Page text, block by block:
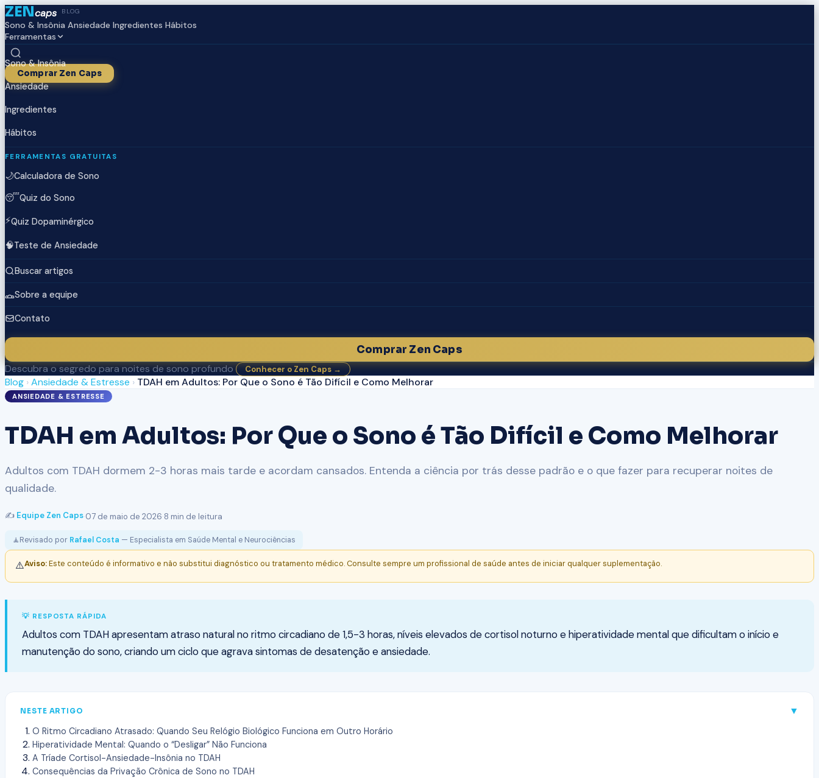
ZENcaps BLOG
Sono & Insônia Ansiedade Ingredientes Hábitos
Ferramentas
Comprar Zen Caps
Sono & Insônia
Ansiedade
Ingredientes
Hábitos
FERRAMENTAS GRATUITAS
🌙Calculadora de Sono
😴Quiz do Sono
⚡Quiz Dopaminérgico
🧠Teste de Ansiedade
Buscar artigos
Sobre a equipe
Contato
Comprar Zen Caps
Descubra o segredo para noites de sono profundo
Conhecer o Zen Caps →
Blog ›Ansiedade & Estresse › TDAH em Adultos: Por Que o Sono é Tão Difícil e Como Melhorar
ANSIEDADE & ESTRESSE
TDAH em Adultos: Por Que o Sono é Tão Difícil e Como Melhorar
Adultos com TDAH dormem 2-3 horas mais tarde e acordam cansados. Entenda a ciência por trás desse padrão e o que fazer para recuperar noites de
qualidade.
✍️ Equipe Zen Caps·07 de maio de 2026·8 min de leitura
🧘Revisado por Rafael Costa — Especialista em Saúde Mental e Neurociências
⚠️Aviso:Este conteúdo é informativo e não substitui diagnóstico ou tratamento médico. Consulte sempre um profissional de saúde antes de iniciar qualquer suplementação.
💡 RESPOSTA RÁPIDA
Adultos com TDAH apresentam atraso natural no ritmo circadiano de 1,5-3 horas, níveis elevados de cortisol noturno e hiperatividade mental que dificultam o início e
manutenção do sono, criando um ciclo que agrava sintomas de desatenção e ansiedade.
NESTE ARTIGO ▼
O Ritmo Circadiano Atrasado: Quando Seu Relógio Biológico Funciona em Outro Horário
Hiperatividade Mental: Quando o “Desligar” Não Funciona
A Tríade Cortisol-Ansiedade-Insônia no TDAH
Consequências da Privação Crônica de Sono no TDAH